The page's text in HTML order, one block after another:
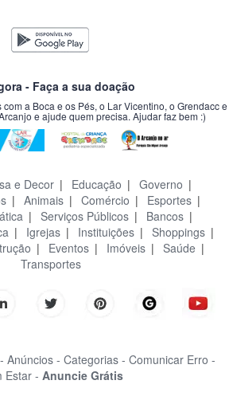
- Faça a sua doação
a Boca e os Pés, o Lar Vicentino, o Grendacc e
e ajude quem precisa. Ajudar faz bem :)
e Decor| Educação | Governo |
| Animais| Comércio | Esportes|
| Serviços Públicos | Bancos |
| Igrejas | Instituições | Shoppings |
| Eventos | Imóveis | Saúde |
Transportes
Anúncios - Categorias - Comunicar Erro -
Estar - Anuncie Grátis